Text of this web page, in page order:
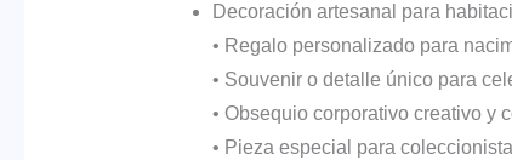
Decoración artesanal para
• Regalo personalizado para
• Souvenir o detalle único para
• Obsequio corporativo creativo y
• Pieza especial para